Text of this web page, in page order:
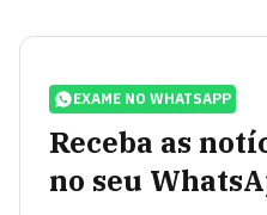
EXAME NO WHATSAPP
Receba as
no seu